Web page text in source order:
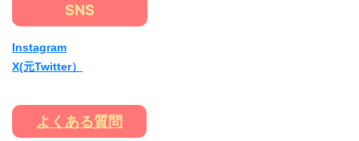
SNS
Instagram
X(元Twitter）
よくある質問